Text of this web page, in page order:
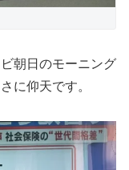
朝日のモーニング
に仰天です。